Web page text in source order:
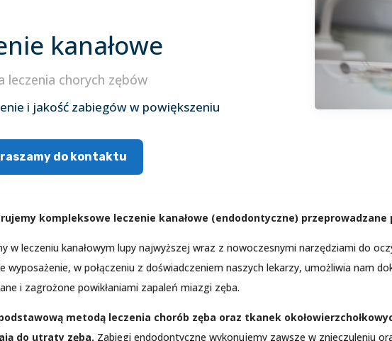
kanałowe
leczenia chorych zębów
i jakość zabiegów w powiększeniu
do kontaktu
kompleksowe leczenie kanałowe (endodontyczne) przeprowadzane
w leczeniu kanałowym lupy najwyższej wraz z nowoczesnymi narzędziami do
wyposażenie, w połączeniu z doświadczeniem naszych lekarzy, umożliwia nam
i zagrożone powikłaniami zapaleń miazgi zęba.
metodą leczenia chorób zęba oraz tkanek
do utraty zęba. Zabiegi endodontyczne wykonujemy zawsze w znieczuleniu